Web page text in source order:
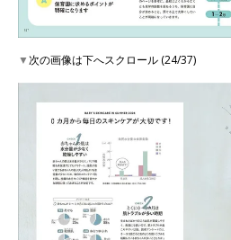
▼次の画像は下へスクロール (24/37)